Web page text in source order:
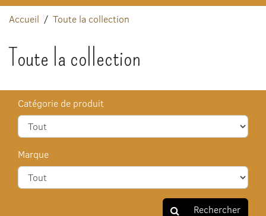
Accueil Toute la collection
Toute la collection
Catégorie de produit
Marque
Rechercher